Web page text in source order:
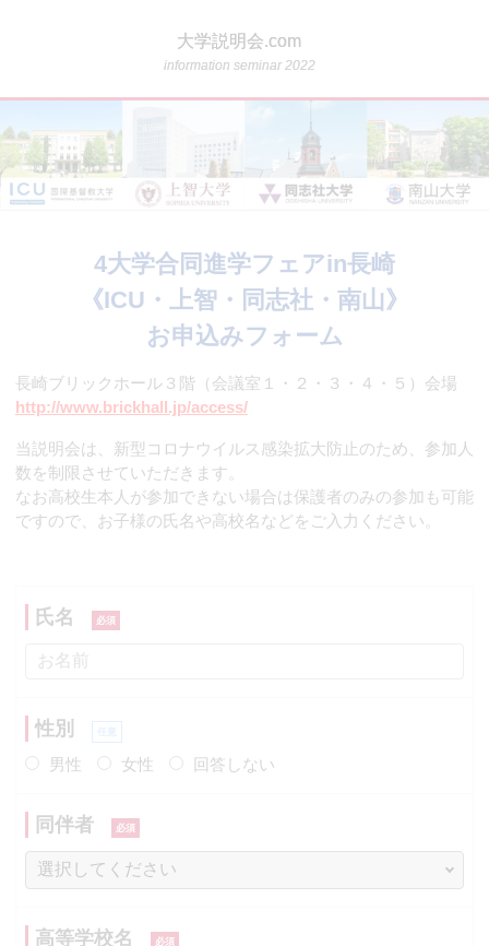
大学説明会.com
information seminar 2022
4大学合同進学フェアin長崎
《ICU・上智・同志社・南山》
お申込みフォーム
長崎ブリックホール３階（会議室１・２・３・４・５）会場
http://www.brickhall.jp/access/
当説明会は、新型コロナウイルス感染拡大防止のため、参加人
数を制限させていただきます。
なお高校生本人が参加できない場合は保護者のみの参加も可能
ですので、お子様の氏名や高校名などをご入力ください。
氏名
性別
男性 女性 回答しない
同伴者
高等学校名